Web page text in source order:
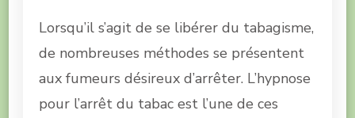
Lorsqu’il s’agit de se libérer du tabagisme,
de nombreuses méthodes se présentent
aux fumeurs désireux d’arrêter. L’hypnose
pour l’arrêt du tabac est l’une de ces